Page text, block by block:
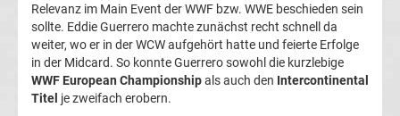
Ergebnisse
Ligue
Relevanz im Main Event der WWF bzw. WWE beschieden sein
sollte. Eddie Guerrero machte zunächst recht schnell da
weiter, wo er in der WCW aufgehört hatte und feierte Erfolge
in der Midcard. So konnte Guerrero sowohl die kurzlebige
WWF European Championshipals auch den Intercontinental
Titel je zweifach erobern.